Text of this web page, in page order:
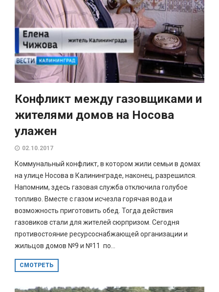
Конфликт между газовщиками и
жителями домов на Носова
улажен
02.10.2017
Коммунальный конфликт, в котором жили семьи в домах
на улице Носова в Калининграде, наконец, разрешился.
Напомним, здесь газовая служба отключила голубое
топливо. Вместе с газом исчезла горячая вода и
возможность приготовить обед. Тогда действия
газовиков стали для жителей сюрпризом. Сегодня
противостояние ресурсоснабжающей организации и
жильцов домов №9 и №11 по...
СМОТРЕТЬ